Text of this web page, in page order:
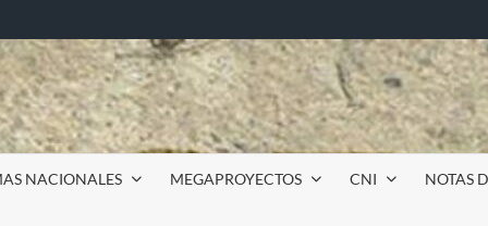
NACIONALES MEGAPROYECTOS CNI NOTAS